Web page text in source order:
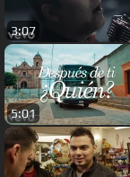
3:07
5:01